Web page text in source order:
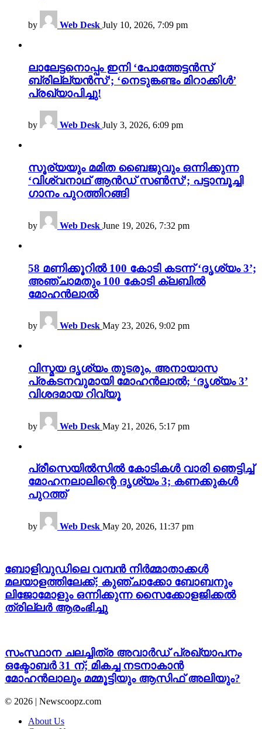
by Web Desk July 10, 2026, 7:09 pm
ലാലേട്ടനൊപ്പം ഇനി ‘പോത്തേട്ടൻസ്
ബ്രില്ല്യൻസ്’; ‘നെടുങ്കണ്ടം മിറാക്കിൾ’
പ്രഖ്യാപിച്ചു!
by Web Desk July 3, 2026, 6:09 pm
സൂര്യയും മമിത ബൈജുവും ഒന്നിക്കുന്ന
‘വിശ്വനാഥ് ആൻഡ് സൺസ്’; പട്ടാമ്പൂച്ചി
ഗാനം പുറത്തിറങ്ങി
by Web Desk June 19, 2026, 7:32 pm
58 മണിക്കൂറിൽ 100 കോടി കടന്ന് ‘ദൃശ്യം 3’;
അഞ്ചാമതും 100 കോടി ക്ലബിൽ
മോഹൻലാൽ
by Web Desk May 23, 2026, 9:02 pm
വിസ്മയ ദൃശ്യം തുടരും, അനായാസ
പ്രകടനവുമായി മോഹൻലാൽ; ‘ദൃശ്യം 3’
വിശദമായ റിവ്യൂ
by Web Desk May 21, 2026, 5:17 pm
പ്രീസെയിൽസിൽ കോടികൾ വാരി ഞെട്ടിച്ച്
മോഹനലാലിന്റെ ദൃശ്യം 3; കണക്കുകൾ
പുറത്ത്
by Web Desk May 20, 2026, 11:37 pm
ബോളിവുഡിലെ വമ്പൻ നിർമ്മാതാക്കൾ
മലയാളത്തിലേക്ക്; കുഞ്ചാക്കോ ബോബനും
ലിജോമോളും ഒന്നിക്കുന്ന സൈക്കോളജിക്കൽ
ത്രില്ലർ ആരംഭിച്ചു
സംസ്ഥാന ചലച്ചിത്ര അവാർഡ് പ്രഖ്യാപനം
ഒക്ടോബർ 31 ന്; മികച്ച നടനാകാൻ
മോഹൻലാലും മമ്മൂട്ടിയും ആസിഫ് അലിയും?
© 2026 | Newscoopz.com
About Us